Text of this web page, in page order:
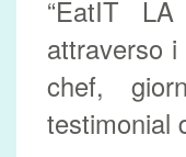
“EatIT
attraverso
chef,
testimonial